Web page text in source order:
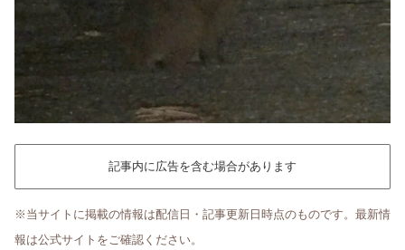
記事内に広告を含む場合があります
※当サイトに掲載の情報は配信日・記事更新日時点のものです。最新情
報は公式サイトをご確認ください。